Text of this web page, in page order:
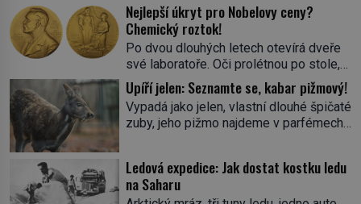
Nejlepší úkryt pro Nobelovy ceny?
Chemický roztok!
Po dvou dlouhých letech otevírá dveře
své laboratoře. Oči prolétnou po stole,
aby pak ulpěly na regálu, kde se nachází
všemožné látky. Hledá žluto-oranžovou
tekutinu, jakmile ji zahlédne, nesmírně
se mu uleví. Teď může svůj plán
skrývá směs s názvem lučavka
královská. Svůj přídomek nemá pro nic
za nic, […]
Upíří jelen: Seznamte se, kabar pižmový!
Vypadá jako jelen, vlastní dlouhé špičaté
zuby, jeho pižmo najdeme v parfémech
jediného zástupce zvířecí říše – kabara
pižmového. V Evropě ho jako první
Ledová expedice: Jak dostat kostku ledu
na Saharu